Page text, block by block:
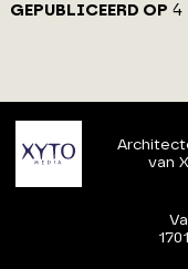
GEPUBLICEERD OP 4
van